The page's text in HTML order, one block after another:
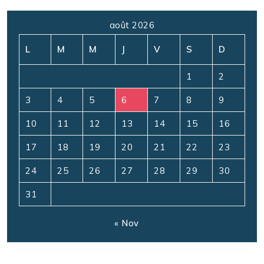
août 2026
L M M J V S D
1 2
3 4 5 6 7 8 9
10 11 12 13 14 15 16
17 18 19 20 21 22 23
24 25 26 27 28 29 30
31
« Nov